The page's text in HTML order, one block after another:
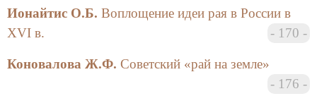
исследованию проблем религиозного и
внерелигиозного утопизма и индивидуальной
эсхатологии.
Прошедшая на философском факультете
междисциплинарная конференция выявила широкий
Ионайтис О.Б. Воплощение идеи рая в России в
XVI в.
170
Коновалова Ж.Ф. Советский «рай на земле»
176